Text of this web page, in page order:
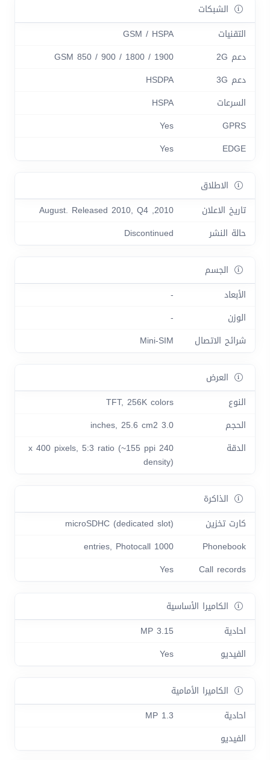
الشبكات
التقنيات
GSM / HSPA
دعم 2G
GSM 850 / 900 / 1800 / 1900
دعم 3G
HSDPA
السرعات
HSPA
GPRS
Yes
EDGE
Yes
الاطلاق
تاريخ الاعلان
2010, August. Released 2010, Q4
حالة النشر
Discontinued
الجسم
الأبعاد
-
الوزن
-
شرائح الاتصال
Mini-SIM
العرض
النوع
TFT, 256K colors
الحجم
3.0 inches, 25.6 cm2
الدقة
240 x 400 pixels, 5:3 ratio (~155 ppi
density)
الذاكرة
كارت تخزين
microSDHC (dedicated slot)
Phonebook
1000 entries, Photocall
Call records
Yes
الكاميرا الأساسية
احادية
3.15 MP
الفيديو
Yes
الكاميرا الأمامية
احادية
1.3 MP
الفيديو